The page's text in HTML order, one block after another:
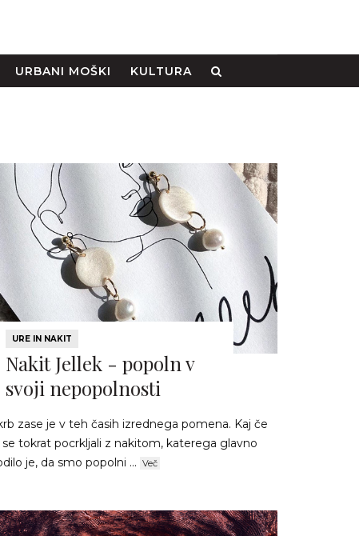
URBANI MOŠKI KULTURA
URE IN NAKIT
Nakit Jellek - popoln v
svoji nepopolnosti
zase je v teh časih izrednega pomena. Kaj če
se tokrat pocrkljali z nakitom, katerega glavno
je, da smo popolni ... Več